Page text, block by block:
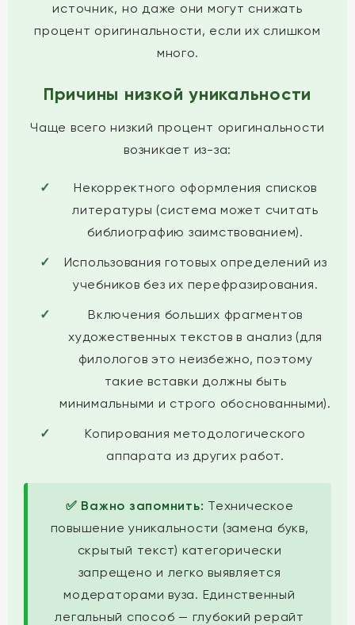
источник, но даже они могут снижать
процент оригинальности, если их слишком
много.
Причины низкой уникальности
Чаще всего низкий процент оригинальности
возникает из-за:
Некорректного оформления списков
литературы (система может считать
библиографию заимствованием).
Использования готовых определений из
учебников без их перефразирования.
Включения больших фрагментов
художественных текстов в анализ (для
филологов это неизбежно, поэтому
такие вставки должны быть
минимальными и строго обоснованными).
Копирования методологического
аппарата из других работ.
✅ Важно запомнить: Техническое
повышение уникальности (замена букв,
скрытый текст) категорически
запрещено и легко выявляется
модераторами вуза. Единственный
легальный способ — глубокий рерайт